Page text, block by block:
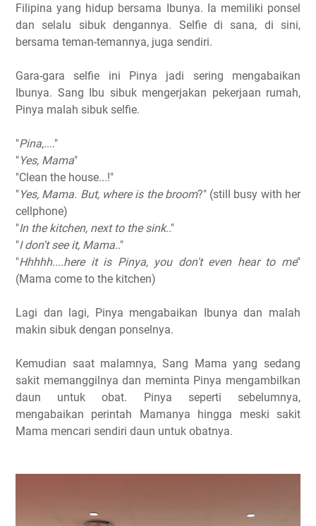
Filipina yang hidup bersama Ibunya. Ia memiliki ponsel
dan selalu sibuk dengannya. Selfie di sana, di sini,
bersama teman-temannya, juga sendiri.
Gara-gara selfie ini Pinya jadi sering mengabaikan
Ibunya. Sang Ibu sibuk mengerjakan pekerjaan rumah,
Pinya malah sibuk selfie.
"Pina,...."
"Yes, Mama"
"Clean the house...!"
"Yes, Mama. But, where is the broom?" (still busy with her
cellphone)
"In the kitchen, next to the sink.."
"I don't see it, Mama.."
"Hhhhh....here it is Pinya, you don't even hear to me"
(Mama come to the kitchen)
Lagi dan lagi, Pinya mengabaikan Ibunya dan malah
makin sibuk dengan ponselnya.
Kemudian saat malamnya, Sang Mama yang sedang
sakit memanggilnya dan meminta Pinya mengambilkan
daun untuk obat. Pinya seperti sebelumnya,
mengabaikan perintah Mamanya hingga meski sakit
Mama mencari sendiri daun untuk obatnya.